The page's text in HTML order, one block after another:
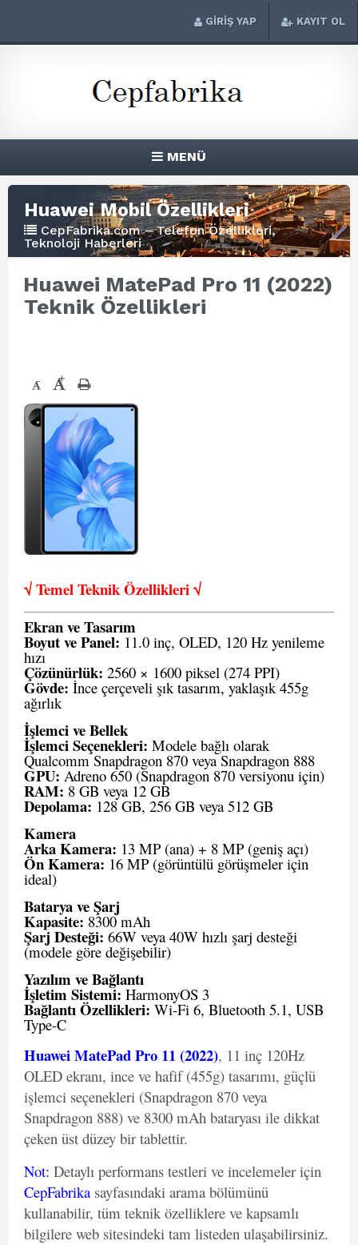
GİRİŞ YAP KAYIT OL
MENÜ
Huawei Mobil Özellikleri
CepFabrika.com – Telefon Özellikleri,
Teknoloji Haberleri
Huawei MatePad Pro 11 (2022)
Teknik Özellikleri
- +
√ Temel Teknik Özellikleri √
Ekran ve Tasarım
Boyut ve Panel: 11.0 inç, OLED, 120 Hz yenileme
hızı
Çözünürlük: 2560 × 1600 piksel (274 PPI)
Gövde: İnce çerçeveli şık tasarım, yaklaşık 455g
ağırlık
İşlemci ve Bellek
İşlemci Seçenekleri: Modele bağlı olarak
Qualcomm Snapdragon 870 veya Snapdragon 888
GPU: Adreno 650 (Snapdragon 870 versiyonu için)
RAM: 8 GB veya 12 GB
Depolama: 128 GB, 256 GB veya 512 GB
Kamera
Arka Kamera: 13 MP (ana) + 8 MP (geniş açı)
Ön Kamera: 16 MP (görüntülü görüşmeler için
ideal)
Batarya ve Şarj
Kapasite: 8300 mAh
Şarj Desteği: 66W veya 40W hızlı şarj desteği
(modele göre değişebilir)
Yazılım ve Bağlantı
İşletim Sistemi: HarmonyOS 3
Bağlantı Özellikleri: Wi-Fi 6, Bluetooth 5.1, USB
Type-C
Huawei MatePad Pro 11 (2022), 11 inç 120Hz
OLED ekranı, ince ve hafif (455g) tasarımı, güçlü
işlemci seçenekleri (Snapdragon 870 veya
Snapdragon 888) ve 8300 mAh bataryası ile dikkat
çeken üst düzey bir tablettir.
Not: Detaylı performans testleri ve incelemeler için
CepFabrika sayfasındaki arama bölümünü
kullanabilir, tüm teknik özelliklere ve kapsamlı
bilgilere web sitesindeki tam listeden ulaşabilirsiniz.